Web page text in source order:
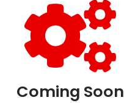
Coming Soon